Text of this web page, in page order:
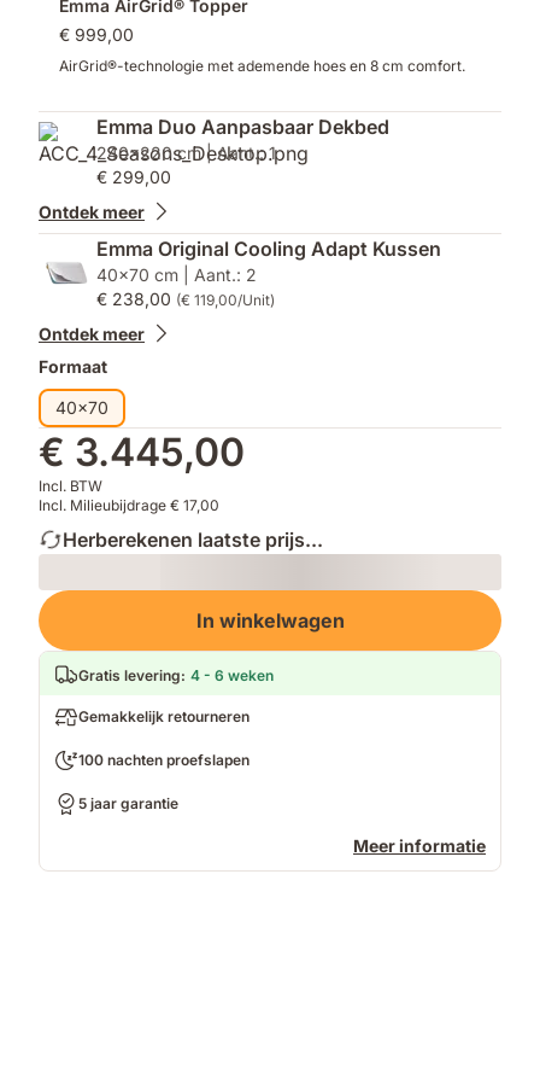
Emma AirGrid® Topper
€ 999,00
AirGrid®-technologie met ademende hoes en 8 cm comfort.
Emma Duo Aanpasbaar Dekbed
240x220 cm | Aant.: 1
€ 299,00
Ontdek meer
Emma Original Cooling Adapt Kussen
40x70 cm | Aant.: 2
€ 238,00 (€ 119,00/Unit)
Ontdek meer
Formaat
40x70
€ 3.445,00
Incl. BTW
Incl. Milieubijdrage € 17,00
Herberekenen laatste prijs...
Loading
In winkelwagen
Gratis levering: 4 - 6 weken
Gemakkelijk retourneren
100 nachten proefslapen
5 jaar garantie
Meer informatie